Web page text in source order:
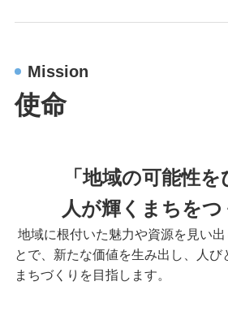
Mission
使命
「地域の可能性を
人が輝くまちをつ
地域に根付いた魅力や資源を見い
とで、新たな価値を生み出し、人び
まちづくりを目指します。